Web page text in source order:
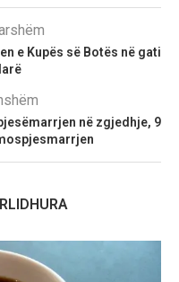
e Kupës së Botës në gati
në zgjedhje, 9